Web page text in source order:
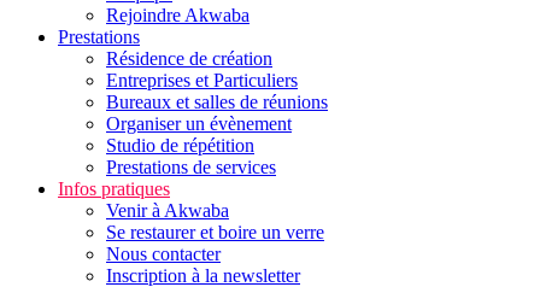
Rejoindre Akwaba
Prestations
Résidence de création
Entreprises et Particuliers
Bureaux et salles de réunions
Organiser un évènement
Studio de répétition
Prestations de services
Infos pratiques
Venir à Akwaba
Se restaurer et boire un verre
Nous contacter
Inscription à la newsletter